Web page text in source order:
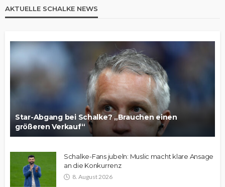
AKTUELLE SCHALKE NEWS
Star-Abgang bei Schalke? „Brauchen einen
größeren Verkauf“
Schalke-Fans jubeln: Muslic macht klare Ansage
an die Konkurrenz
8. August 2026